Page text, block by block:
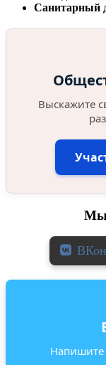
Санитарный
Выскажите
Мы